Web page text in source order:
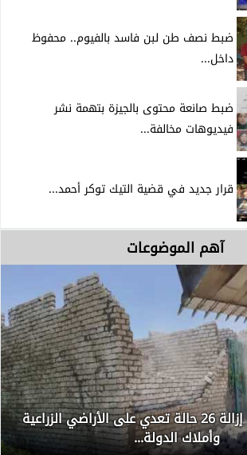
ضبط نصف طن لبن فاسد بالفيوم.. محفوظ
داخل...
ضبط صانعة محتوى بالجيزة بتهمة نشر
فيديوهات مخالفة...
قرار جديد في قضية التيك توكر أحمد...
آهم الموضوعات
محافظ أسيوط : إزالة 26 حالة تعدي على الأراضي الزراعية
وأملاك الدولة...